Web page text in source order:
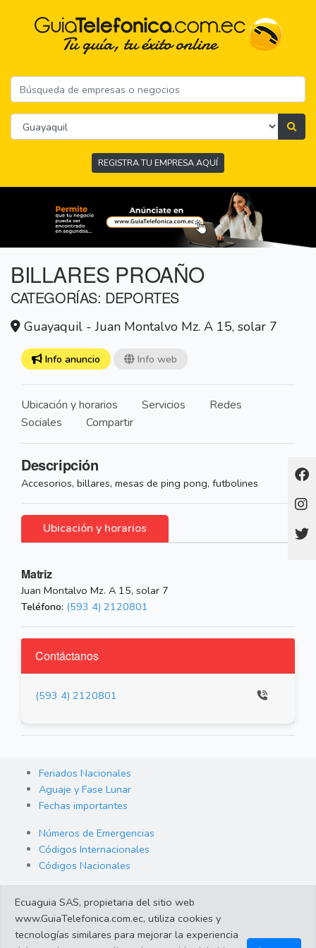
REGISTRA TU EMPRESA AQUÍ
BILLARES PROAÑO
CATEGORÍAS: DEPORTES
Guayaquil - Juan Montalvo Mz. A 15, solar 7
Info anuncio Info web
Ubicación y horarios Servicios
Redes
Sociales
Compartir
Descripción
Accesorios, billares, mesas de ping pong, futbolines
Ubicación y horarios
Matriz
Juan Montalvo Mz. A 15, solar 7
Teléfono: (593 4) 2120801
Contáctanos
(593 4) 2120801
Feriados Nacionales
Aguaje y Fase Lunar
Fechas importantes
Números de Emergencias
Códigos Internacionales
Códigos Nacionales
Cambio de Divisas
Enlaces de interes
Ecuaguia SAS, propietaria del sitio web
www.GuiaTelefonica.com.ec, utiliza cookies y
tecnologías similares para mejorar la experiencia